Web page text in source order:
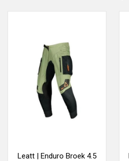
Leatt | Enduro Broek 4.5